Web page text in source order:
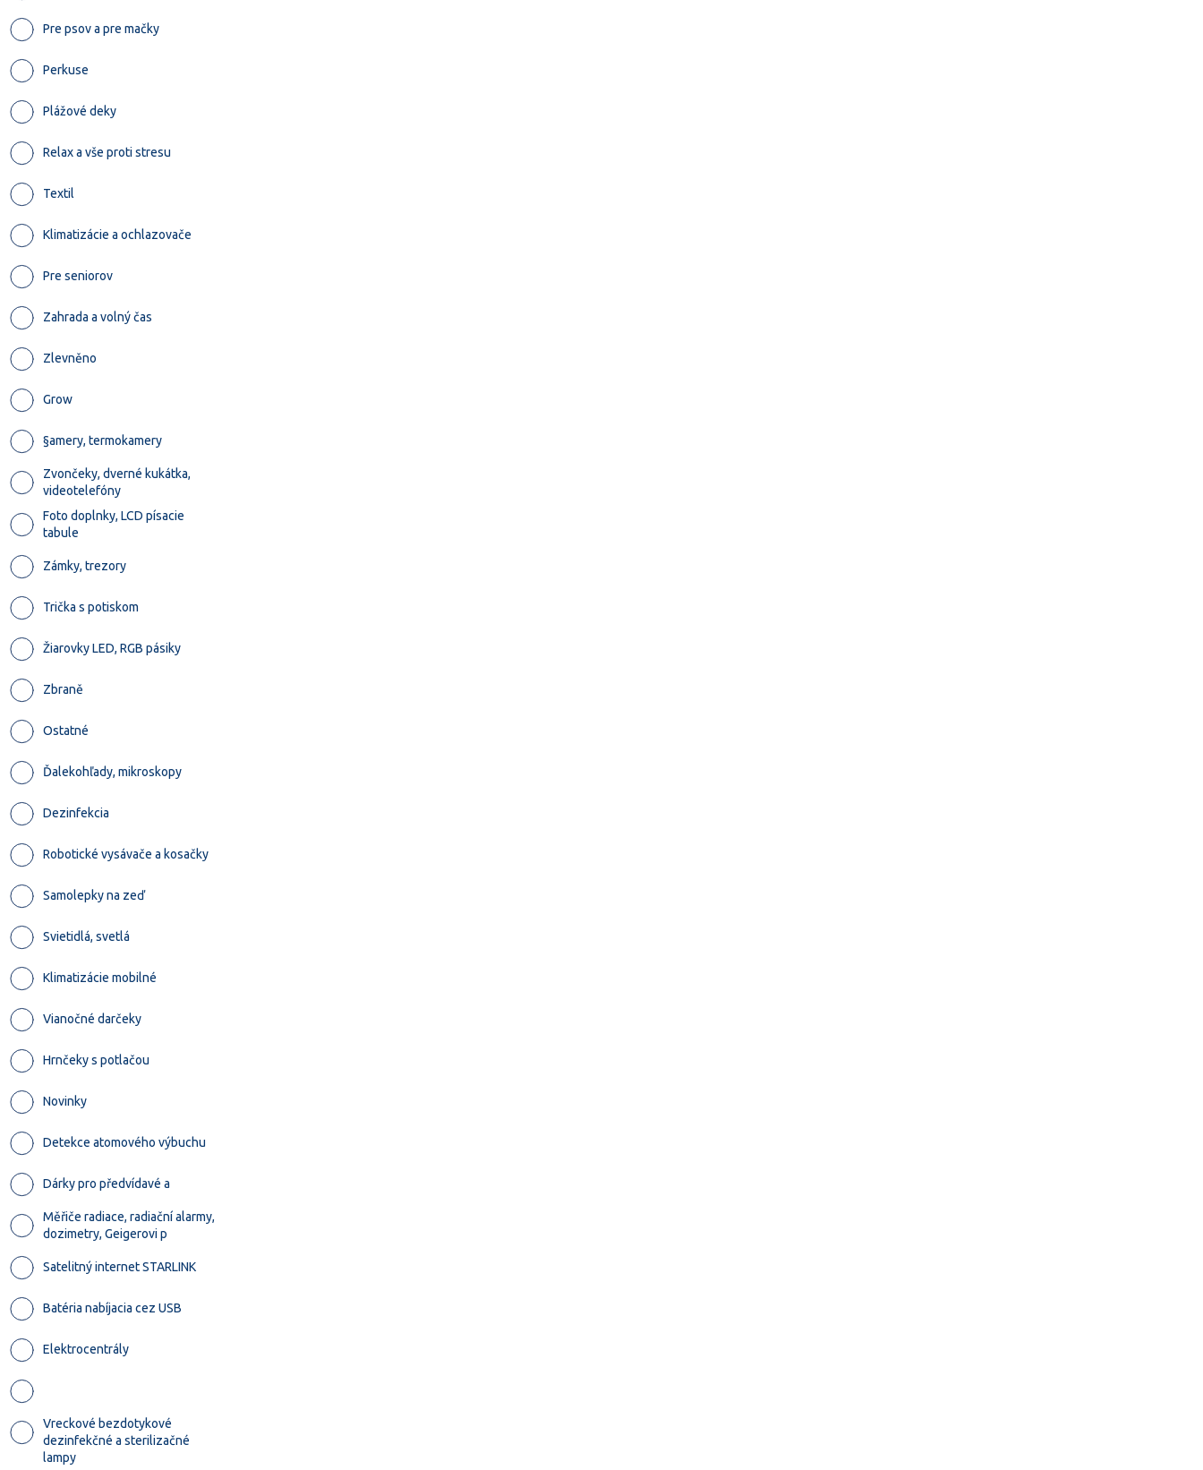
Pre psov a pre mačky
Perkuse
Plážové deky
Relax a vše proti stresu
Textil
Klimatizácie a ochlazovače
Pre seniorov
Zahrada a volný čas
Zlevněno
Grow
§amery, termokamery
Zvončeky, dverné kukátka,
videotelefóny
Foto doplnky, LCD písacie
tabule
Zámky, trezory
Trička s potiskom
Žiarovky LED, RGB pásiky
Zbraně
Ostatné
Ďalekohľady, mikroskopy
Dezinfekcia
Robotické vysávače a kosačky
Samolepky na zeď
Svietidlá, svetlá
Klimatizácie mobilné
Vianočné darčeky
Hrnčeky s potlačou
Novinky
Detekce atomového výbuchu
Dárky pro předvídavé a
Měřiče radiace, radiační alarmy,
dozimetry, Geigerovi p
Satelitný internet STARLINK
Batéria nabíjacia cez USB
Elektrocentrály
Vreckové bezdotykové
dezinfekčné a sterilizačné
lampy